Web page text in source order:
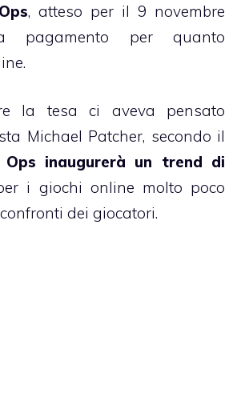
, atteso per il 9 novembre
pagamento per quanto
la tesa ci aveva pensato
Michael Patcher, secondo il
Ops inaugurerà un trend di
i giochi online molto poco
dei giocatori.